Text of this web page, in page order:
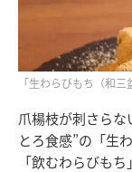
「生わらびもち（和三
爪楊枝が刺さらな
とろ食感”の「生
「飲むわらびも